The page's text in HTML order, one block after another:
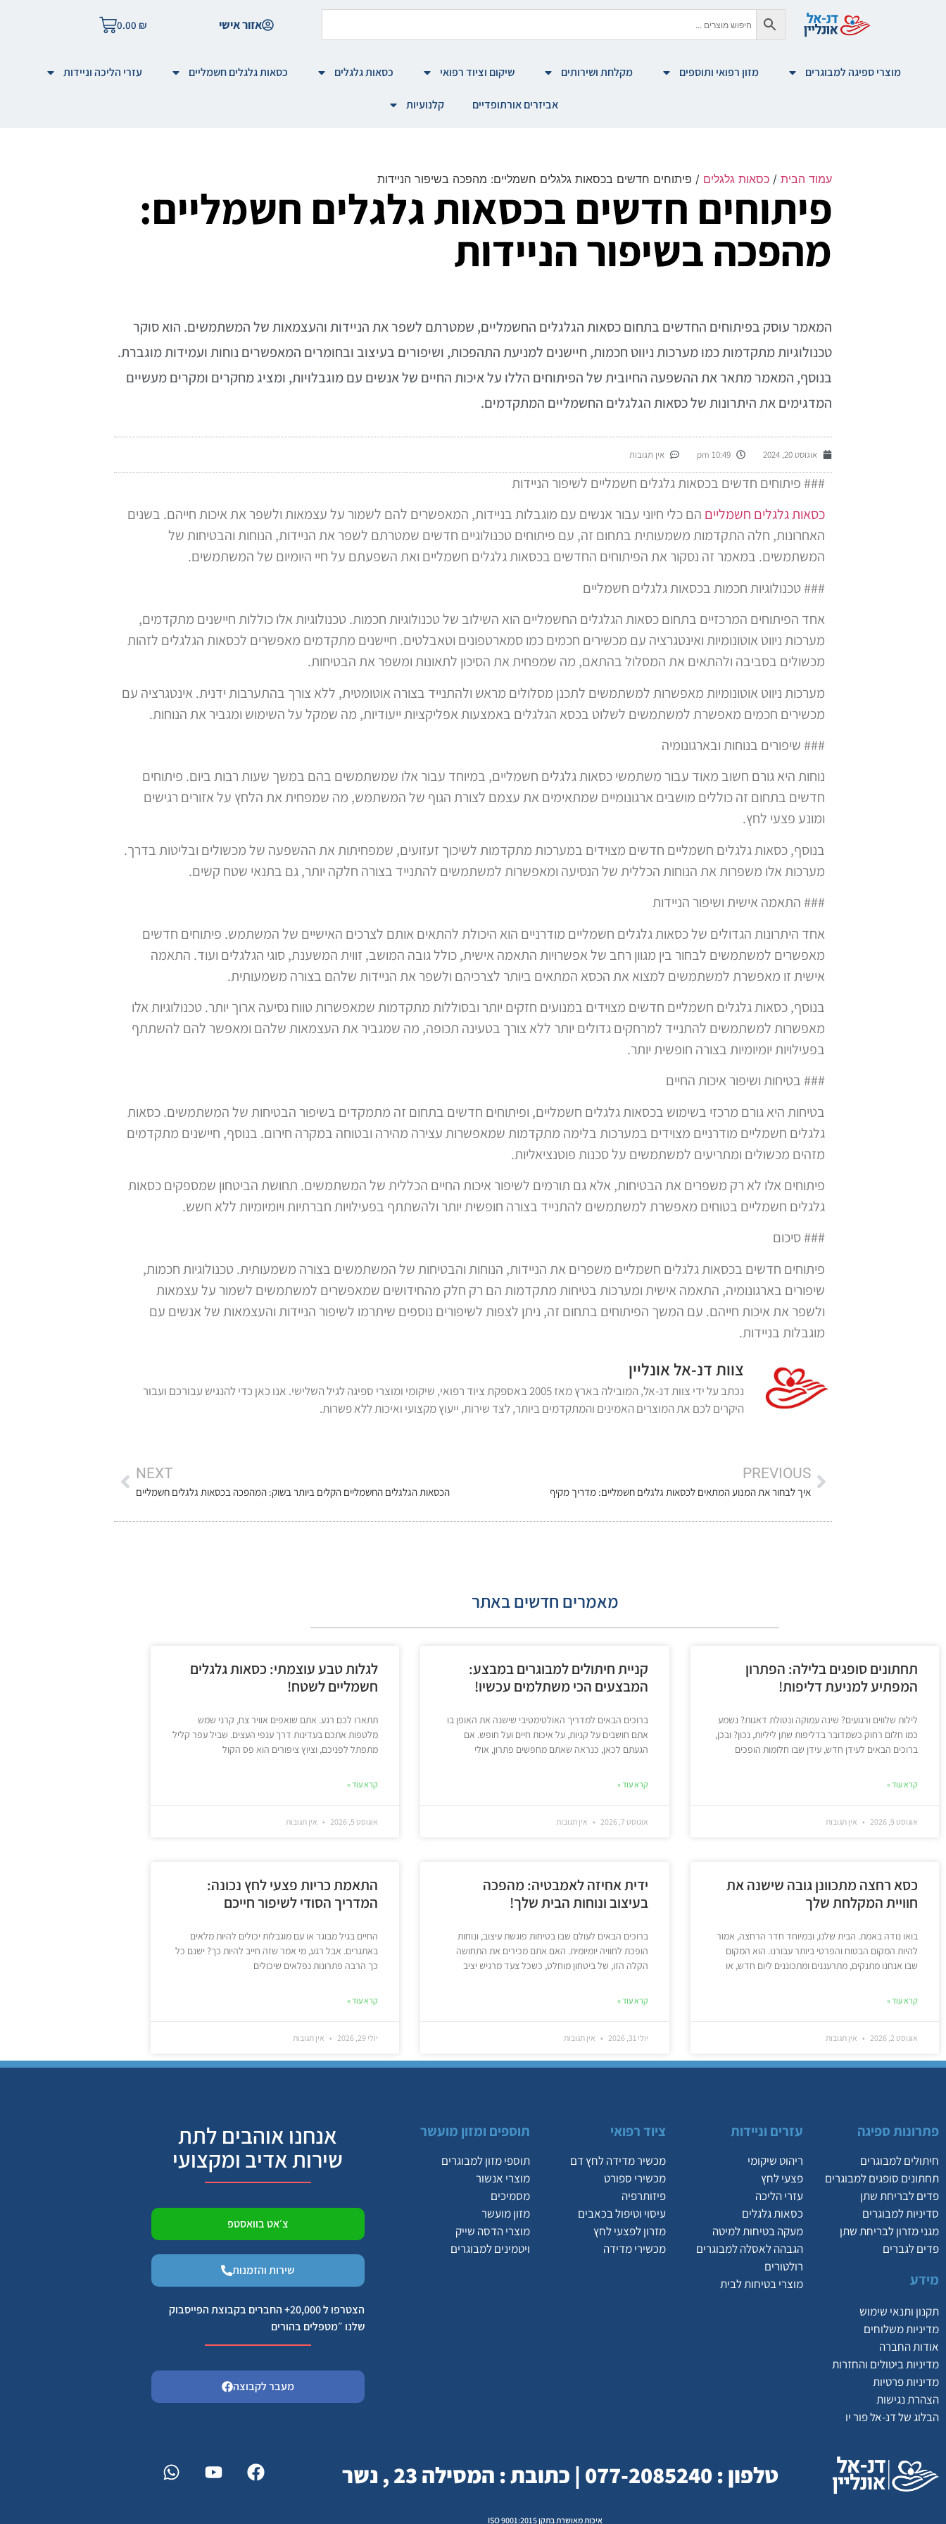
אזור אישי 0.00 ₪
מוצרי ספיגה למבוגרים מזון רפואי ותוספים מקלחת ושירותים שיקום וציוד רפואי כסאות גלגלים כסאות גלגלים חשמליים עזרי הליכה וניידות
אביזרים אורתופדיים קלנועיות
עמוד הבית / כסאות גלגלים / פיתוחים חדשים בכסאות גלגלים חשמליים: מהפכה בשיפור הניידות
פיתוחים חדשים בכסאות גלגלים חשמליים:
מהפכה בשיפור הניידות
המאמר עוסק בפיתוחים החדשים בתחום כסאות הגלגלים החשמליים, שמטרתם לשפר את הניידות והעצמאות של המשתמשים. הוא סוקר
טכנולוגיות מתקדמות כמו מערכות ניווט חכמות, חיישנים למניעת התהפכות, ושיפורים בעיצוב ובחומרים המאפשרים נוחות ועמידות מוגברת.
בנוסף, המאמר מתאר את ההשפעה החיובית של הפיתוחים הללו על איכות החיים של אנשים עם מוגבלויות, ומציג מחקרים ומקרים מעשיים
המדגימים את היתרונות של כסאות הגלגלים החשמליים המתקדמים.
אוגוסט 20, 2024 10:49 pm אין תגובות
### פיתוחים חדשים בכסאות גלגלים חשמליים לשיפור הניידות
כסאות גלגלים חשמליים הם כלי חיוני עבור אנשים עם מוגבלות בניידות, המאפשרים להם לשמור על עצמאות ולשפר את איכות חייהם. בשנים
האחרונות, חלה התקדמות משמעותית בתחום זה, עם פיתוחים טכנולוגיים חדשים שמטרתם לשפר את הניידות, הנוחות והבטיחות של
המשתמשים. במאמר זה נסקור את הפיתוחים החדשים בכסאות גלגלים חשמליים ואת השפעתם על חיי היומיום של המשתמשים.
### טכנולוגיות חכמות בכסאות גלגלים חשמליים
אחד הפיתוחים המרכזיים בתחום כסאות הגלגלים החשמליים הוא השילוב של טכנולוגיות חכמות. טכנולוגיות אלו כוללות חיישנים מתקדמים,
מערכות ניווט אוטונומיות ואינטגרציה עם מכשירים חכמים כמו סמארטפונים וטאבלטים. חיישנים מתקדמים מאפשרים לכסאות הגלגלים לזהות
מכשולים בסביבה ולהתאים את המסלול בהתאם, מה שמפחית את הסיכון לתאונות ומשפר את הבטיחות.
מערכות ניווט אוטונומיות מאפשרות למשתמשים לתכנן מסלולים מראש ולהתנייד בצורה אוטומטית, ללא צורך בהתערבות ידנית. אינטגרציה עם
מכשירים חכמים מאפשרת למשתמשים לשלוט בכסא הגלגלים באמצעות אפליקציות ייעודיות, מה שמקל על השימוש ומגביר את הנוחות.
### שיפורים בנוחות ובארגונומיה
נוחות היא גורם חשוב מאוד עבור משתמשי כסאות גלגלים חשמליים, במיוחד עבור אלו שמשתמשים בהם במשך שעות רבות ביום. פיתוחים
חדשים בתחום זה כוללים מושבים ארגונומיים שמתאימים את עצמם לצורת הגוף של המשתמש, מה שמפחית את הלחץ על אזורים רגישים
ומונע פצעי לחץ.
בנוסף, כסאות גלגלים חשמליים חדשים מצוידים במערכות מתקדמות לשיכוך זעזועים, שמפחיתות את ההשפעה של מכשולים ובליטות בדרך.
מערכות אלו משפרות את הנוחות הכללית של הנסיעה ומאפשרות למשתמשים להתנייד בצורה חלקה יותר, גם בתנאי שטח קשים.
### התאמה אישית ושיפור הניידות
אחד היתרונות הגדולים של כסאות גלגלים חשמליים מודרניים הוא היכולת להתאים אותם לצרכים האישיים של המשתמש. פיתוחים חדשים
מאפשרים למשתמשים לבחור בין מגוון רחב של אפשרויות התאמה אישית, כולל גובה המושב, זווית המשענת, סוגי הגלגלים ועוד. התאמה
אישית זו מאפשרת למשתמשים למצוא את הכסא המתאים ביותר לצרכיהם ולשפר את הניידות שלהם בצורה משמעותית.
בנוסף, כסאות גלגלים חשמליים חדשים מצוידים במנועים חזקים יותר ובסוללות מתקדמות שמאפשרות טווח נסיעה ארוך יותר. טכנולוגיות אלו
מאפשרות למשתמשים להתנייד למרחקים גדולים יותר ללא צורך בטעינה תכופה, מה שמגביר את העצמאות שלהם ומאפשר להם להשתתף
בפעילויות יומיומיות בצורה חופשית יותר.
### בטיחות ושיפור איכות החיים
בטיחות היא גורם מרכזי בשימוש בכסאות גלגלים חשמליים, ופיתוחים חדשים בתחום זה מתמקדים בשיפור הבטיחות של המשתמשים. כסאות
גלגלים חשמליים מודרניים מצוידים במערכות בלימה מתקדמות שמאפשרות עצירה מהירה ובטוחה במקרה חירום. בנוסף, חיישנים מתקדמים
מזהים מכשולים ומתריעים למשתמשים על סכנות פוטנציאליות.
פיתוחים אלו לא רק משפרים את הבטיחות, אלא גם תורמים לשיפור איכות החיים הכללית של המשתמשים. תחושת הביטחון שמספקים כסאות
גלגלים חשמליים בטוחים מאפשרת למשתמשים להתנייד בצורה חופשית יותר ולהשתתף בפעילויות חברתיות ויומיומיות ללא חשש.
### סיכום
פיתוחים חדשים בכסאות גלגלים חשמליים משפרים את הניידות, הנוחות והבטיחות של המשתמשים בצורה משמעותית. טכנולוגיות חכמות,
שיפורים בארגונומיה, התאמה אישית ומערכות בטיחות מתקדמות הם רק חלק מהחידושים שמאפשרים למשתמשים לשמור על עצמאות
ולשפר את איכות חייהם. עם המשך הפיתוחים בתחום זה, ניתן לצפות לשיפורים נוספים שיתרמו לשיפור הניידות והעצמאות של אנשים עם
מוגבלות בניידות.
צוות דנ-אל אונליין
נכתב על ידי צוות דנ-אל, המובילה בארץ מאז 2005 באספקת ציוד רפואי, שיקומי ומוצרי ספיגה לגיל השלישי. אנו כאן כדי להנגיש עבורכם ועבור
היקרים לכם את המוצרים האמינים והמתקדמים ביותר, לצד שירות, ייעוץ מקצועי ואיכות ללא פשרות.
PREVIOUS
איך לבחור את המנוע המתאים לכסאות גלגלים חשמליים: מדריך מקיף
NEXT
הכסאות הגלגלים החשמליים הקלים ביותר בשוק: המהפכה בכסאות גלגלים חשמליים
מאמרים חדשים באתר
תחתונים סופגים בלילה: הפתרון
המפתיע למניעת דליפות!
לילות שלווים ורגועים? שינה עמוקה ונטולת דאגות? נשמע
כמו חלום רחוק כשמדובר בדליפות שתן ליליות, נכון? ובכן,
ברוכים הבאים לעידן חדש, עידן שבו חלומות הופכים
קרא עוד »
אוגוסט 9, 2026 אין תגובות
קניית חיתולים למבוגרים במבצע:
המבצעים הכי משתלמים עכשיו!
ברוכים הבאים למדריך האולטימטיבי שישנה את האופן בו
אתם חושבים על קניות, על איכות חיים ועל חופש. אם
הגעתם לכאן, כנראה שאתם מחפשים פתרון, אולי
קרא עוד »
אוגוסט 7, 2026 אין תגובות
לגלות טבע עוצמתי: כסאות גלגלים
חשמליים לשטח!
תתארו לכם רגע. אתם שואפים אוויר צח, קרני שמש
מלטפות אתכם בעדינות דרך ענפי העצים. שביל עפר קליל
מתפתל לפניכם, וציוץ ציפורים הוא פס הקול
קרא עוד »
אוגוסט 5, 2026 אין תגובות
כסא רחצה מתכוונן גובה שישנה את
חוויית המקלחת שלך
בואו נודה באמת. הבית שלנו, ובמיוחד חדר הרחצה, אמור
להיות המקום הבטוח והפרטי ביותר עבורנו. הוא המקום
שבו אנחנו מתנקים, מתרעננים ומתכוננים ליום חדש, או
קרא עוד »
אוגוסט 2, 2026 אין תגובות
ידית אחיזה לאמבטיה: מהפכה
בעיצוב ונוחות הבית שלך!
ברוכים הבאים לעולם שבו בטיחות פוגשת עיצוב, ונוחות
הופכת לחוויה יומיומית. האם אתם מכירים את התחושה
הקלה הזו, של ביטחון מוחלט, כשכל צעד מרגיש יציב
קרא עוד »
יולי 31, 2026 אין תגובות
התאמת כריות פצעי לחץ נכונה:
המדריך הסודי לשיפור חייכם
החיים בגיל מבוגר או עם מוגבלות יכולים להיות מלאים
באתגרים. אבל רגע, מי אמר שזה חייב להיות כך? ישנם כל
כך הרבה פתרונות נפלאים שיכולים
קרא עוד »
יולי 29, 2026 אין תגובות
פתרונות ספיגה
חיתולים למבוגרים
תחתונים סופגים למבוגרים
פדים לבריחת שתן
סדיניות למבוגרים
מגני מזרון לבריחת שתן
פדים לגברים
מידע
תקנון ותנאי שימוש
מדיניות משלוחים
אודות החברה
מדיניות ביטולים והחזרות
מדיניות פרטיות
הצהרת נגישות
הבלוג של דנ-אל פור יו
עזרים וניידות
ריהוט שיקומי
פצעי לחץ
עזרי הליכה
כסאות גלגלים
מעקה בטיחות למיטה
הגבהה לאסלה למבוגרים
רולטורים
מוצרי בטיחות לבית
ציוד רפואי
מכשיר מדידה לחץ דם
מכשירי ספורט
פיזותרפיה
עיסוי וטיפול בכאבים
מזרון לפצעי לחץ
מכשירי מדידה
תוספים ומזון מועשר
תוספי מזון למבוגרים
מוצרי אנשור
מסמיכים
מזון מועשר
מוצרי הדסה שייק
ויטמינים למבוגרים
אנחנו אוהבים לתת
שירות אדיב ומקצועי
צ׳אט בוואסטפ
שירות והזמנות
הצטרפו ל 20,000+ החברים בקבוצת הפייסבוק
שלנו ״מטפלים בהורים
מעבר לקבוצה
טלפון : 077-2085240 | כתובת : המסילה 23 , נשר
איכות מאושרת בתקן ISO 9001:2015